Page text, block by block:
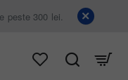
peste 300 lei.